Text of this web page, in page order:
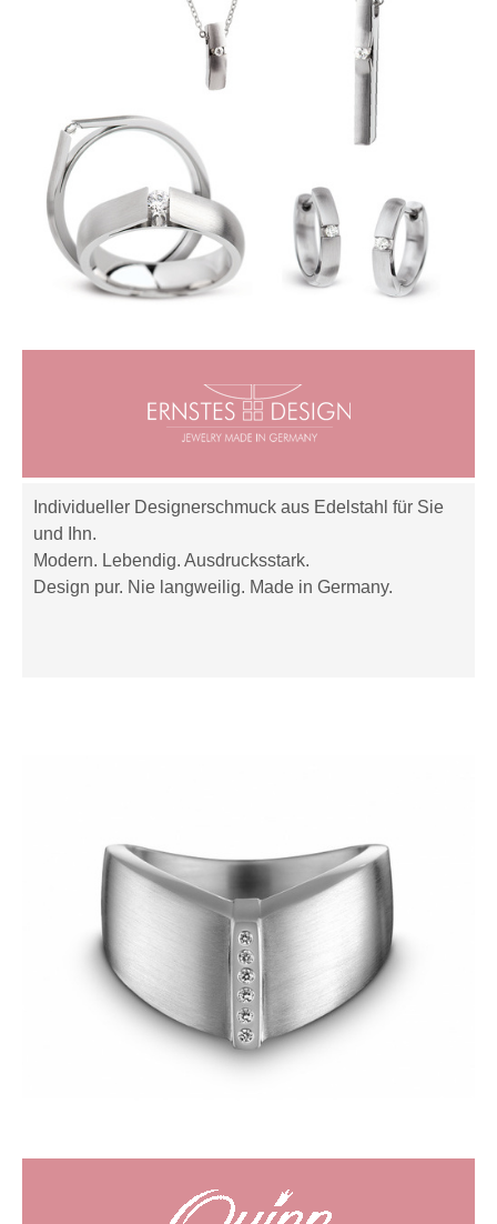
Individueller Designerschmuck aus Edelstahl für Sie
und Ihn.
Modern. Lebendig. Ausdrucksstark.
Design pur. Nie langweilig. Made in Germany.